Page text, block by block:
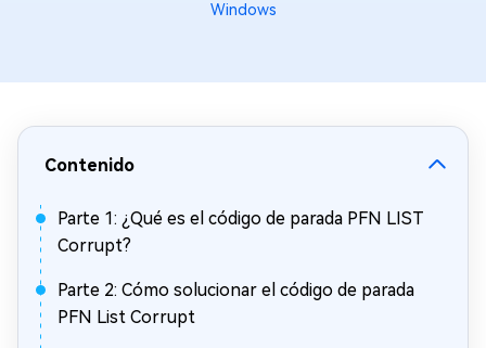
Windows
Contenido
Parte 1: ¿Qué es el código de parada PFN LIST
Corrupt?
Parte 2: Cómo solucionar el código de parada
PFN List Corrupt